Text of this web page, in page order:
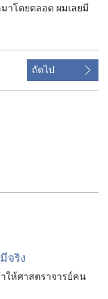
า​โดย​ตลอด ผม​เลย​มี​
ถัดไป
จริง
ห้​ศาสตราจารย์​คน​